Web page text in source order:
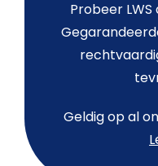
Probeer
Geldig op al